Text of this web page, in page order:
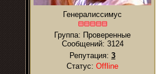
Генералиссимус
Группа: Проверенные
Сообщений: 3124
Репутация: 3
Статус: Offline